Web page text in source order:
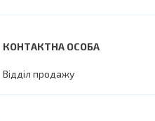
Відділ продажу